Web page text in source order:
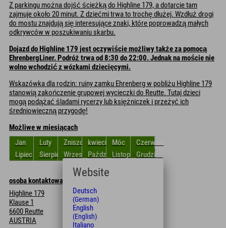
Z parkingu można dojść ścieżką do Highline 179, a dotarcie tam
zajmuje około 20 minut. Z dziećmi trwa to trochę dłużej. Wzdłuż drogi
do mostu znajdują się interesujące znaki, które poprowadzą małych
odkrywców w poszukiwaniu skarbu.
Dojazd do Highline 179 jest oczywiście możliwy także za pomocą
EhrenbergLiner. Podróż trwa od 8:30 do 22:00. Jednak na moście nie
wolno wchodzić z wózkami dziecięcymi.
Wskazówka dla rodzin: ruiny zamku Ehrenberg w pobliżu Highline 179
stanowią zakończenie grupowej wycieczki do Reutte. Tutaj dzieci
mogą podążać śladami rycerzy lub księżniczek i przeżyć ich
średniowieczną przygodę!
Możliwe w miesiącach
Jan
Luty ZniszczyćkwiecieńMóc
Czerwiec
Lipiec
Sierpień WrzesieńPaździernikListopadGrudzień
osoba kontaktowa
Highline 179
Klause 1
6600 Reutte
AUSTRIA
Website
Deutsch
(German)
English
(English)
Italiano